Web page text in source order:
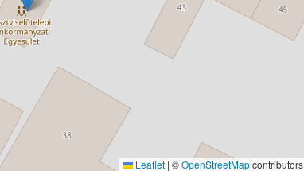
Leaflet | ©OpenStreetMapcontributors